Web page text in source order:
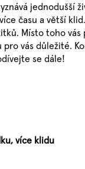
jednodušší
času a větší
Místo toho
vás důležité.
se dále!
více klidu